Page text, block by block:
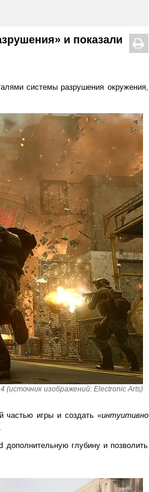
и показали
системы разрушения окружения,
(источник изображений: Electronic Arts)
частью игры и создать «интуитивно
глубину и позволить